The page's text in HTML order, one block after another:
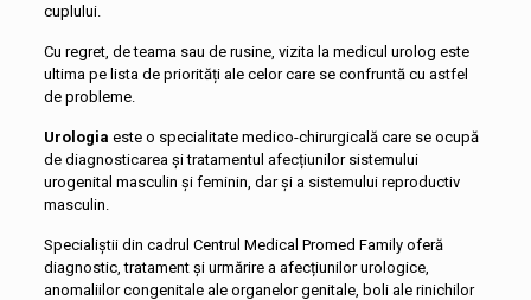
cuplului.
Cu regret, de teama sau de rusine, vizita la medicul urolog este
ultima pe lista de priorități ale celor care se confruntă cu astfel
de probleme.
Urologia este o specialitate medico-chirurgicală care se ocupă
de diagnosticarea și tratamentul afecțiunilor sistemului
urogenital masculin și feminin, dar și a sistemului reproductiv
masculin.
Specialiștii din cadrul Centrul Medical Promed Family oferă
diagnostic, tratament și urmărire a afecțiunilor urologice,
anomaliilor congenitale ale organelor genitale, boli ale rinichilor